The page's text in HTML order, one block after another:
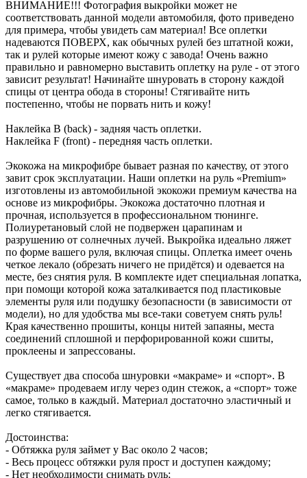
ВНИМАНИЕ!!! Фотография выкройки может не
соответствовать данной модели автомобиля, фото приведено
для примера, чтобы увидеть сам материал! Все оплетки
надеваются ПОВЕРХ, как обычных рулей без штатной кожи,
так и рулей которые имеют кожу с завода! Очень важно
правильно и равномерно выставить оплетку на руле - от этого
зависит результат! Начинайте шнуровать в сторону каждой
спицы от центра обода в стороны! Стягивайте нить
постепенно, чтобы не порвать нить и кожу!
Наклейка B (back) - задняя часть оплетки.
Наклейка F (front) - передняя часть оплетки.
Экокожа на микрофибре бывает разная по качеству, от этого
завит срок эксплуатации. Наши оплетки на руль «Premium»
изготовлены из автомобильной экокожи премиум качества на
основе из микрофибры. Экокожа достаточно плотная и
прочная, используется в профессиональном тюнинге.
Полиуретановый слой не подвержен царапинам и
разрушению от солнечных лучей. Выкройка идеально ляжет
по форме вашего руля, включая спицы. Оплетка имеет очень
четкое лекало (обрезать ничего не придётся) и одевается на
месте, без снятия руля. В комплекте идет специальная лопатка,
при помощи которой кожа заталкивается под пластиковые
элементы руля или подушку безопасности (в зависимости от
модели), но для удобства мы все-таки советуем снять руль!
Края качественно прошиты, концы нитей запаяны, места
соединений сплошной и перфорированной кожи сшиты,
проклеены и запрессованы.
Существует два способа шнуровки «макраме» и «спорт». В
«макраме» продеваем иглу через один стежок, а «спорт» тоже
самое, только в каждый. Материал достаточно эластичный и
легко стягивается.
Достоинства:
- Обтяжка руля займет у Вас около 2 часов;
- Весь процесс обтяжки руля прост и доступен каждому;
- Нет необходимости снимать руль;